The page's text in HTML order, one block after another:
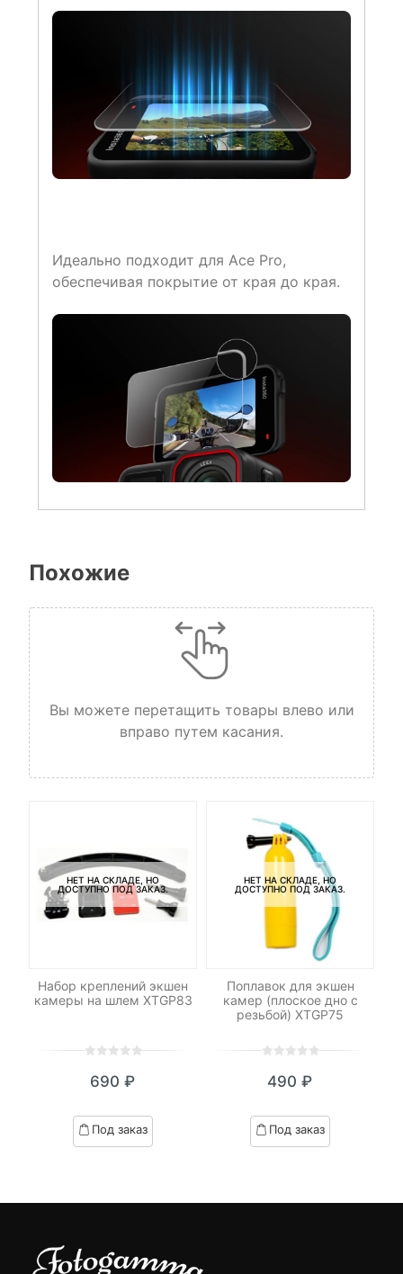
Идеально подходит для Ace Pro,
обеспечивая покрытие от края до края.
Похожие
Вы можете перетащить товары влево или
вправо путем касания.
НЕТ НА СКЛАДЕ, НО
ДОСТУПНО ПОД ЗАКАЗ.
Набор креплений экшен
камеры на шлем XTGP83
out
based
on
690 ₽
Под заказ
НЕТ НА СКЛАДЕ, НО
ДОСТУПНО ПОД ЗАКАЗ.
Поплавок для экшен
камер (плоское дно с
резьбой) XTGP75
out
based
on
490 ₽
Под заказ